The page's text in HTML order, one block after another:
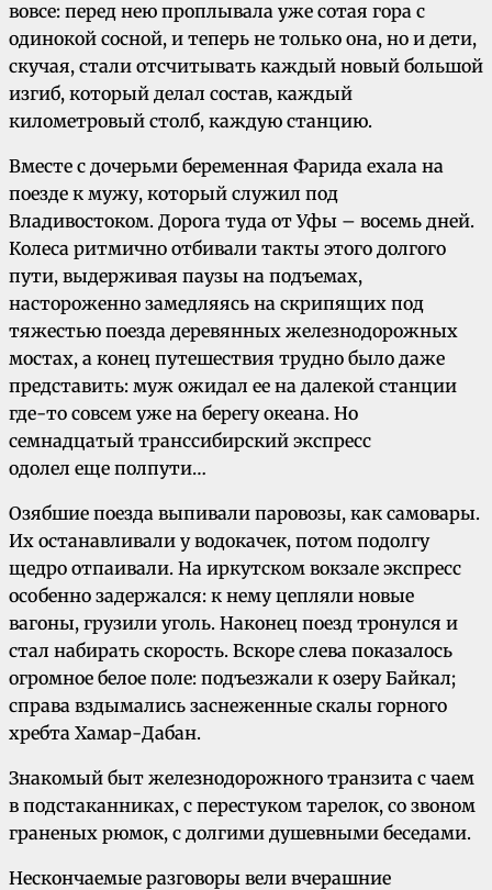
вовсе: перед нею проплывала уже сотая гора с
одинокой сосной, и теперь не только она, но и дети,
скучая, стали отсчитывать каждый новый большой
изгиб, который делал состав, каждый
километровый столб, каждую станцию.
Вместе с дочерьми беременная Фарида ехала на
поезде к мужу, который служил под
Владивостоком. Дорога туда от Уфы – восемь дней.
Колеса ритмично отбивали такты этого долгого
пути, выдерживая паузы на подъемах,
настороженно замедляясь на скрипящих под
тяжестью поезда деревянных железнодорожных
мостах, а конец путешествия трудно было даже
представить: муж ожидал ее на далекой станции
где-то совсем уже на берегу океана. Но
семнадцатый транссибирский экспресс
одолел еще полпути…
Озябшие поезда выпивали паровозы, как самовары.
Их останавливали у водокачек, потом подолгу
щедро отпаивали. На иркутском вокзале экспресс
особенно задержался: к нему цепляли новые
вагоны, грузили уголь. Наконец поезд тронулся и
стал набирать скорость. Вскоре слева показалось
огромное белое поле: подъезжали к озеру Байкал;
справа вздымались заснеженные скалы горного
хребта Хамар-Дабан.
Знакомый быт железнодорожного транзита с чаем
в подстаканниках, с перестуком тарелок, со звоном
граненых рюмок, с долгими душевными беседами.
Нескончаемые разговоры вели вчерашние